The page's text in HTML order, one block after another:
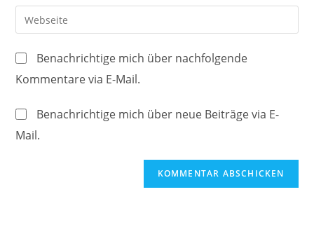
zum
ein
E-
Mail-
zum
Kommentieren
Gib
deine
Website-
URL
ein
Benachrichtige mich über nachfolgende
Kommentare via E-Mail.
Benachrichtige mich über neue Beiträge via E-
Mail.